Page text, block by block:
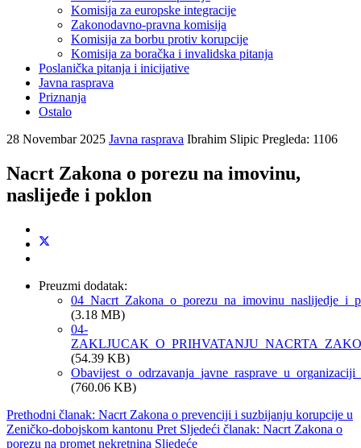
Komisija za europske integracije
Zakonodavno-pravna komisija
Komisija za borbu protiv korupcije
Komisija za boračka i invalidska pitanja
Poslanička pitanja i inicijative
Javna rasprava
Priznanja
Ostalo
28 Novembar 2025 Javna rasprava Ibrahim Slipic Pregleda: 1106
Nacrt Zakona o porezu na imovinu,
naslijeđe i poklon
Preuzmi dodatak:
(3.18 MB)
04-
(54.39 KB)
(760.06 KB)
Prethodni članak: Nacrt Zakona o prevenciji i suzbijanju korupcije u
Zeničko-dobojskom kantonu Pret Sljedeći članak: Nacrt Zakona o
porezu na promet nekretnina Sljedeće